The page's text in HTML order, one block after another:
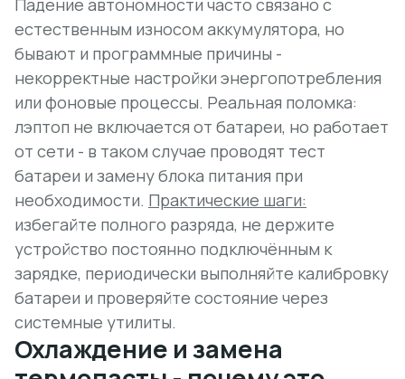
Падение автономности часто связано с
естественным износом аккумулятора, но
бывают и программные причины -
некорректные настройки энергопотребления
или фоновые процессы. Реальная поломка:
лэптоп не включается от батареи, но работает
от сети - в таком случае проводят тест
батареи и замену блока питания при
необходимости. Практические шаги:
избегайте полного разряда, не держите
устройство постоянно подключённым к
зарядке, периодически выполняйте калибровку
батареи и проверяйте состояние через
системные утилиты.
Охлаждение и замена